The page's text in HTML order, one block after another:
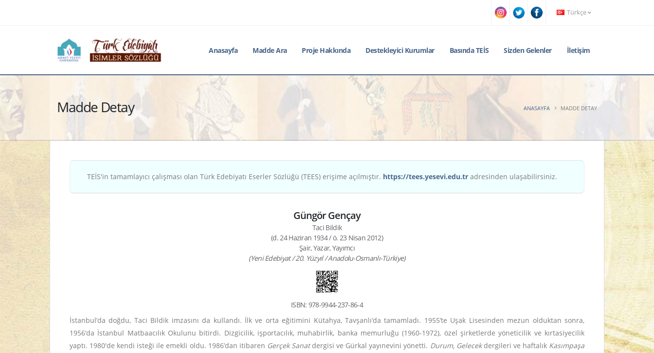
Türkçe
Anasayfa Madde Ara Proje Hakkında Destekleyici Kurumlar Basında TEİS Sizden Gelenler İletişim
Madde Detay ANASAYFA MADDE DETAY
TEİS'in tamamlayıcı çalışması olan Türk Edebiyatı Eserler Sözlüğü (TEES) erişime açılmıştır. https://tees.yesevi.edu.tr adresinden ulaşabilirsiniz.
Güngör Gençay
Taci Bildik
(d. 24 Haziran 1934 / ö. 23 Nisan 2012)
Şair, Yazar, Yayımcı
(Yeni Edebiyat / 20. Yüzyıl / Anadolu-Osmanlı-Türkiye)
ISBN: 978-9944-237-86-4
İstanbul’da doğdu, Taci Bildik imzasını da kullandı. İlk ve orta eğitimini Kütahya, Tavşanlı’da tamamladı. 1955’te Uşak Lisesinden mezun olduktan sonra,
1956’da İstanbul Matbaacılık Okulunu bitirdi. Dizgicilik, işportacılık, muhabirlik, banka memurluğu (1960-1972), özel şirketlerde yöneticilik ve kırtasiyecilik
yaptı. 1980'de kendi isteği ile emekli oldu. 1986’dan itibaren Gerçek Sanatdergisi ve Gürkal yayınevini yönetti. Durum, Gelecekdergileri ve haftalık Kasımpaşa